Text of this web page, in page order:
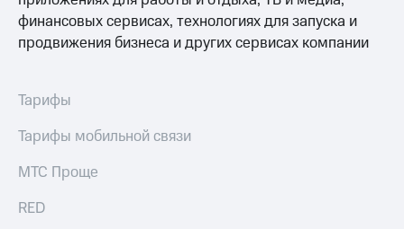
финансовых сервисах, технологиях для запуска и
продвижения бизнеса и других сервисах компании
Тарифы
Тарифы мобильной связи
МТС Проще
RED